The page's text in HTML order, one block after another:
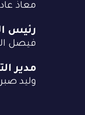
معاذ
رئيس
فيصل
مدير
وليد